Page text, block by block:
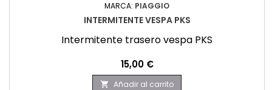
MARCA: PIAGGIO
INTERMITENTE VESPA PKS
Intermitente trasero vespa PKS
Precio
15,00 €
 Añadir al carrito